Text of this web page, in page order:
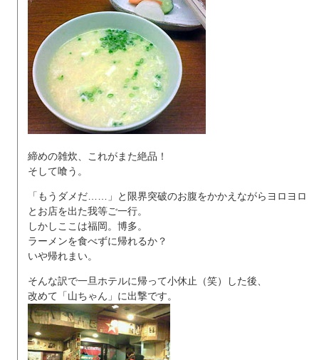
締めの雑炊、これがまた絶品！
そして喰う。
「もうダメだ……」と限界突破のお腹をかかえながらヨロヨロ
とお店を出た我等ご一行。
しかしここは福岡。博多。
ラーメンを食べずに帰れるか？
いや帰れまい。
そんな訳で一旦ホテルに帰って小休止（笑）した後、
改めて「山ちゃん」に出撃です。